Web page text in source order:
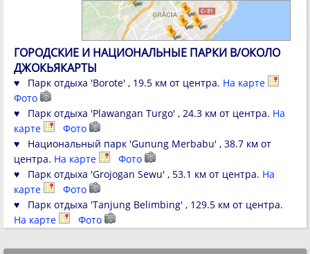
ГОРОДСКИЕ И НАЦИОНАЛЬНЫЕ ПАРКИ В/ОКОЛО
ДЖОКЬЯКАРТЫ
♥ Парк отдыха 'Borote' , 19.5 км от центра. На карте
Фото
♥ Парк отдыха 'Plawangan Turgo' , 24.3 км от центра. На
карте
Фото
♥ Национальный парк 'Gunung Merbabu' , 38.7 км от
центра. На карте
Фото
♥ Парк отдыха 'Grojogan Sewu' , 53.1 км от центра. На
карте
Фото
♥ Парк отдыха 'Tanjung Belimbing' , 129.5 км от центра.
На карте
Фото